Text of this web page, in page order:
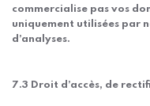
commercialise pas vos
uniquement utilisées par
d’analyses.
7.3 Droit d’accès, de